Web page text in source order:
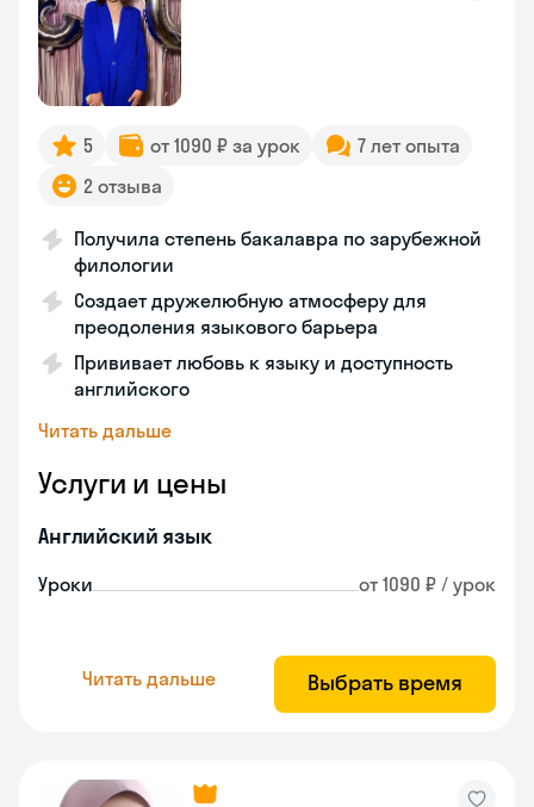
5 от 1090 ₽ за урок
7 лет опыта
2 отзыва
Получила степень бакалавра по зарубежной
филологии
Создает дружелюбную атмосферу для
преодоления языкового барьера
Прививает любовь к языку и доступность
английского
Читать дальше
Услуги и цены
Английский язык
Уроки от 1090 ₽ / урок
Читать дальше Выбрать время